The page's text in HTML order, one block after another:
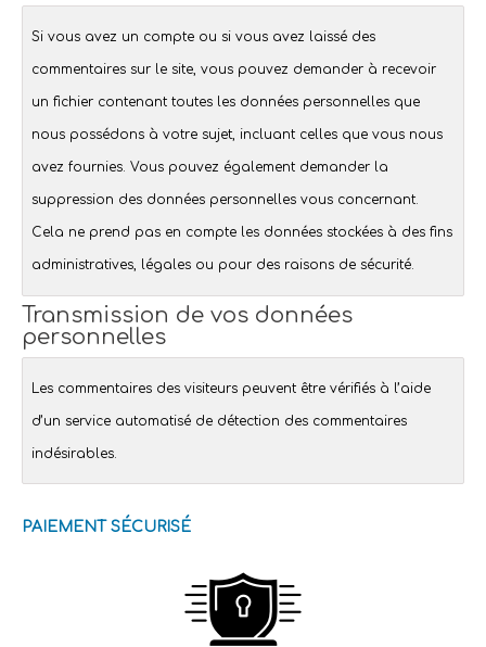
Si vous avez un compte ou si vous avez laissé des
commentaires sur le site, vous pouvez demander à recevoir
un fichier contenant toutes les données personnelles que
nous possédons à votre sujet, incluant celles que vous nous
avez fournies. Vous pouvez également demander la
suppression des données personnelles vous concernant.
Cela ne prend pas en compte les données stockées à des fins
administratives, légales ou pour des raisons de sécurité.
Transmission de vos données
personnelles
Les commentaires des visiteurs peuvent être vérifiés à l’aide
d’un service automatisé de détection des commentaires
indésirables.
PAIEMENT SÉCURISÉ